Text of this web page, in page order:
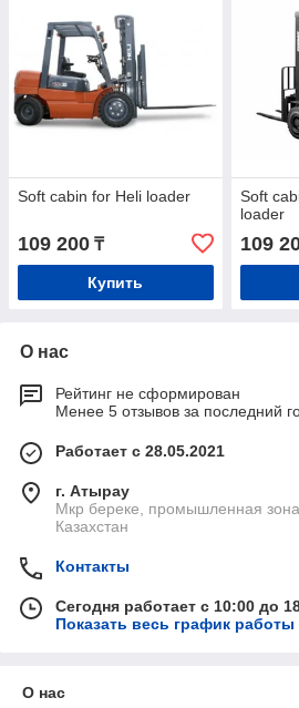
Soft cabin for Heli loader
109 200 ₸
Купить
Soft
loader
109
О нас
Рейтинг не сформирован
Менее 5 отзывов за последний
Работает с 28.05.2021
г. Атырау
Мкр береке, промышленная
Казахстан
Контакты
Сегодня работает с 10:00 до
Показать весь график работы
О нас